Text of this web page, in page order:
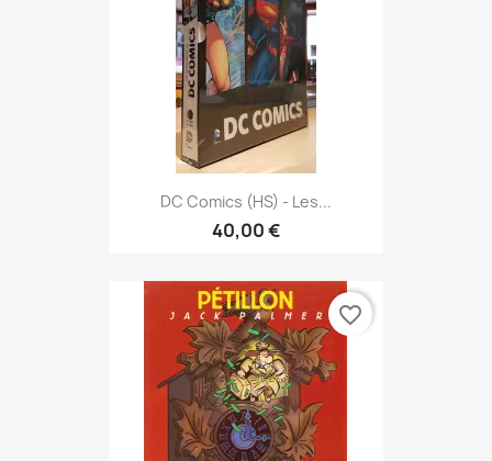
DC Comics (HS) - Les...
40,00 €
favorite_border